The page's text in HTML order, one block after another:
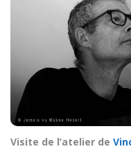
Visite de l’atelier de